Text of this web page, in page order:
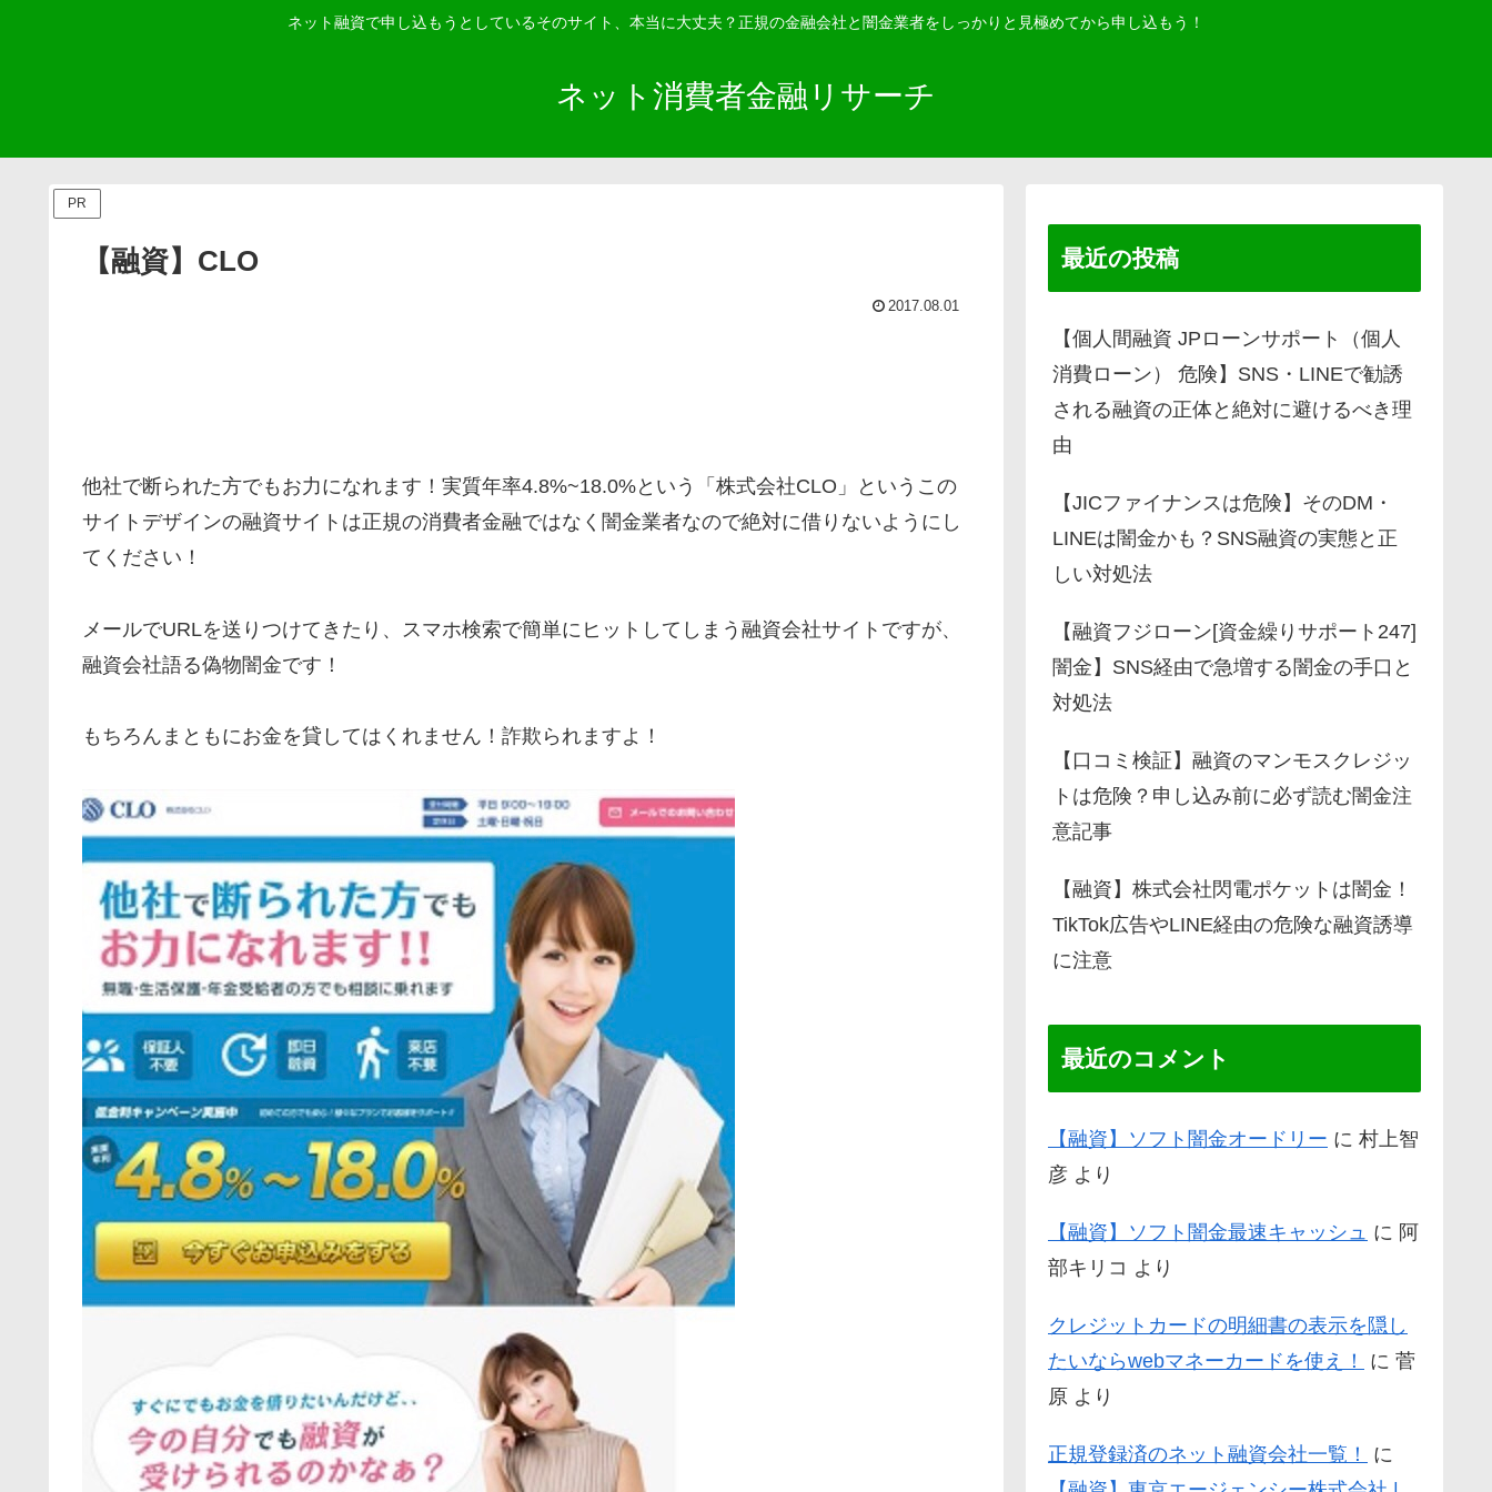
ネット融資で申し込もうとしているそのサイト、本当に大丈夫？正規の金融会社と闇金業者をしっかりと見極めてから申し込もう！
ネット消費者金融リサーチ
PR
【融資】CLO
2017.08.01
他社で断られた方でもお力になれます！実質年率4.8%~18.0%という「株式会社CLO」というこの
サイトデザインの融資サイトは正規の消費者金融ではなく闇金業者なので絶対に借りないようにし
てください！
メールでURLを送りつけてきたり、スマホ検索で簡単にヒットしてしまう融資会社サイトですが、
融資会社語る偽物闇金です！
もちろんまともにお金を貸してはくれません！詐欺られますよ！
最近の投稿
【個人間融資 JPローンサポート（個人
消費ローン） 危険】SNS・LINEで勧誘
される融資の正体と絶対に避けるべき理
由
【JICファイナンスは危険】そのDM・
LINEは闇金かも？SNS融資の実態と正
しい対処法
【融資フジローン[資金繰りサポート247]
闇金】SNS経由で急増する闇金の手口と
対処法
【口コミ検証】融資のマンモスクレジッ
トは危険？申し込み前に必ず読む闇金注
意記事
【融資】株式会社閃電ポケットは闇金！
TikTok広告やLINE経由の危険な融資誘導
に注意
最近のコメント
【融資】ソフト闇金オードリー に 村上智
彦 より
【融資】ソフト闇金最速キャッシュ に 阿
部キリコ より
クレジットカードの明細書の表示を隠し
たいならwebマネーカードを使え！
に 菅
原 より
正規登録済のネット融資会社一覧！
に